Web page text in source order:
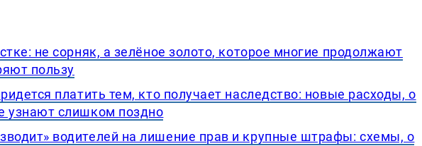
не сорняк, а зелёное золото, которое многие продолжают
пользу
платить тем, кто получает наследство: новые расходы, о
узнают слишком поздно
водителей на лишение прав и крупные штрафы: схемы, о